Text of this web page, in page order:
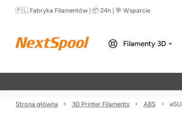
🇵🇱 Fabryka Filamentów | 📦 24h | 💬 Wsparcie
Filamenty 3D
Strona główna 3D Printer Filaments ABS